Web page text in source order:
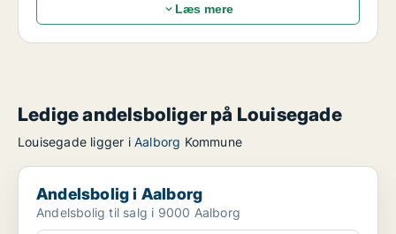
Læs mere
Ledige andelsboliger på Louisegade
Louisegade ligger i Aalborg Kommune
Andelsbolig i Aalborg
Andelsbolig i Aalborg
Andelsbolig til salg i 9000 Aalborg